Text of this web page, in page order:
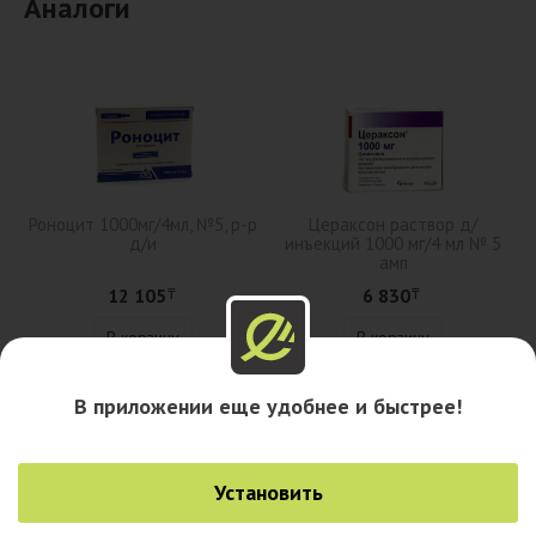
Аналоги
12 105₸
В корзину
6 830₸
В корзину
В приложении еще удобнее и быстрее!
Установить